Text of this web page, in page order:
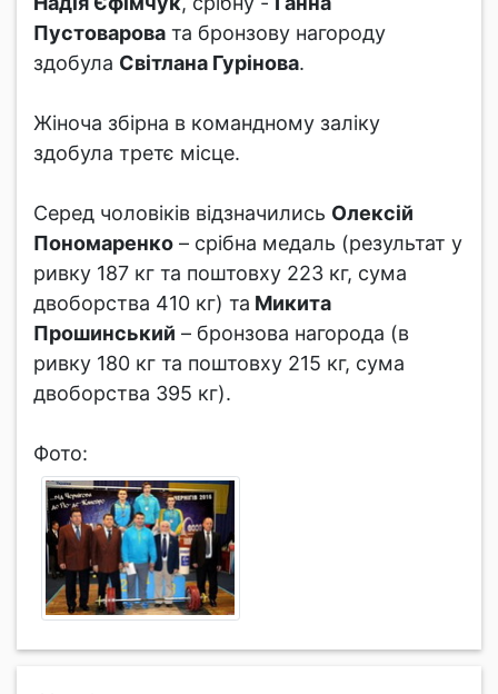
Пустоварова та бронзову нагороду
здобула Світлана Гурінова.
Жіноча збірна в командному заліку
здобула третє місце.
Серед чоловіків відзначились Олексій
Пономаренко – срібна медаль (результат у
ривку 187 кг та поштовху 223 кг, сума
двоборства 410 кг) та Микита
Прошинський – бронзова нагорода (в
ривку 180 кг та поштовху 215 кг, сума
двоборства 395 кг).
Фото: